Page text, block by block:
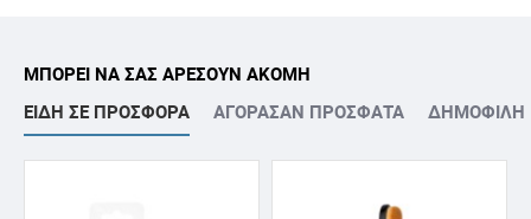
ΜΠΟΡΕΙ ΝΑ ΣΑΣ ΑΡΕΣΟΥΝ ΑΚΟΜΗ
ΕΙΔΗ ΣΕ ΠΡΟΣΦΟΡΑ
ΑΓΟΡΑΣΑΝ ΠΡΟΣΦΑΤΑ ΔΗΜΟΦΙΛΗ